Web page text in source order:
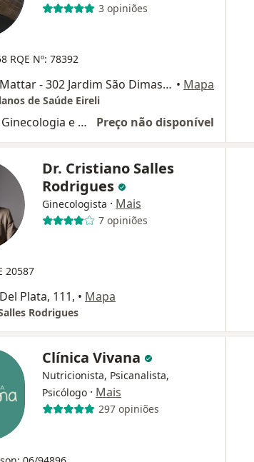
3 opiniões
RQE Nº: 78392
Rua José Mattar - 302 Jardim São Dimas, São José dos Campos • Mapa
de Saúde Eireli
Consulta Ginecologia e Obstetrícia Preço não disponível
Dr. Cristiano Salles
Rodrigues
Ginecologista · Mais
7 opiniões
20587
Plata, 111, • Mapa
Rodrigues
Clínica Vivana
Nutricionista, Psicanalista,
Psicólogo · Mais
297 opiniões